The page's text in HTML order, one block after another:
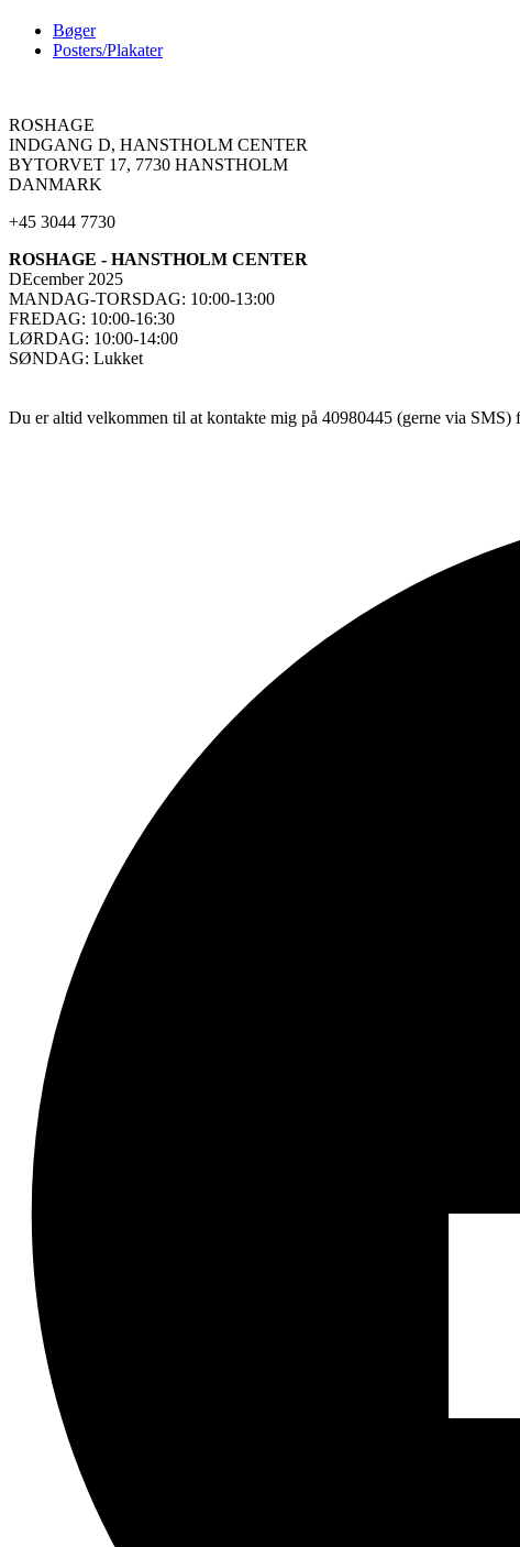
Bøger
Posters/Plakater
ROSHAGE
INDGANG D, HANSTHOLM CENTER
BYTORVET 17, 7730 HANSTHOLM
DANMARK
+45 3044 7730
ROSHAGE - HANSTHOLM CENTER
DEcember 2025
MANDAG-TORSDAG: 10:00-13:00
FREDAG: 10:00-16:30
LØRDAG: 10:00-14:00
SØNDAG: Lukket
Du er altid velkommen til at kontakte mig på 40980445 (gerne via SMS)